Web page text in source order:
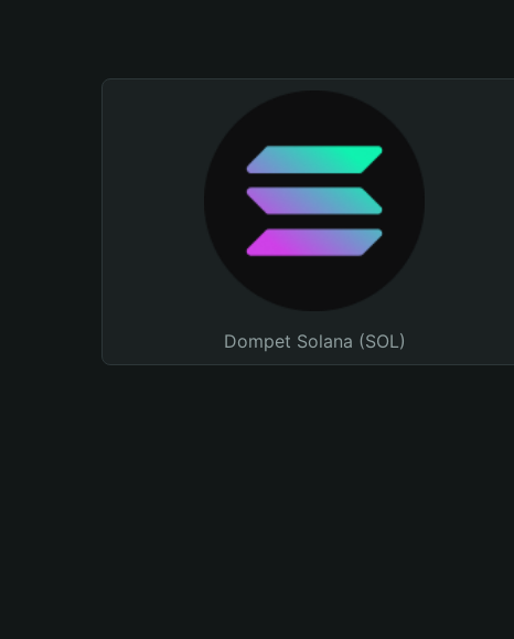
Dompet Solana (SOL)